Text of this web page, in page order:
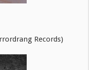
Records)